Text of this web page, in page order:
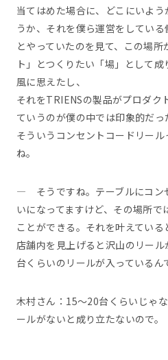
当てはめた場合に、どこにいよ
うか、それを僕ら運営をしてい
とやっていたのを見て、この場
ト」とつくりたい「場」として
風に思えたし、
それをTRIENSの製品がプロダク
ていうのが僕の中では印象的だっ
そういうコンセントコードリー
ね。
― そうですね。テーブルにコン
いになってますけど、その場所で
ことができる。それを叶えている
店舗内を見上げると沢山のリー
台くらいのリールが入っているん
木村さん：15～20台くらいじゃ
ールがないと成り立たないので。